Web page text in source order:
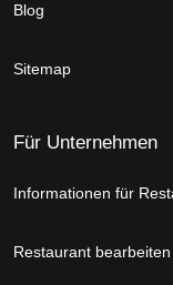
Blog
Sitemap
Für Unternehmen
Informationen für
Restaurant bearbeiten